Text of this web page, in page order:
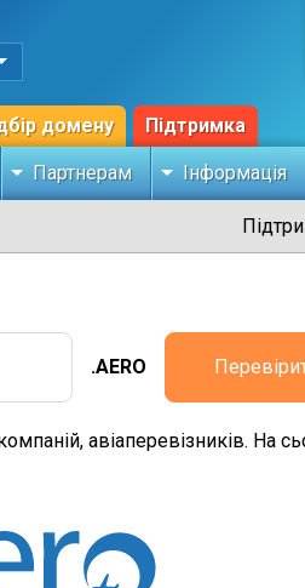
домену Підтримка
Партнерам Інформація
.AERO
авіаперевізників. На